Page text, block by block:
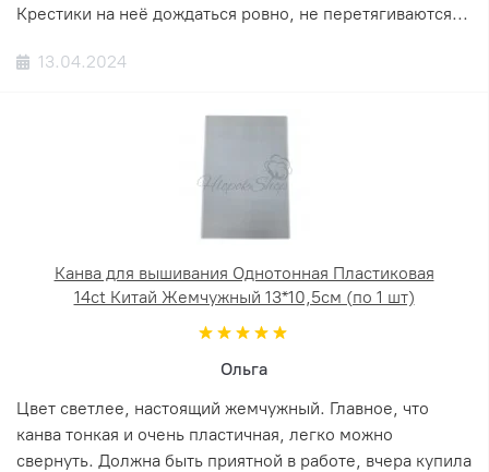
Крестики на неё дождаться ровно, не перетягиваются...
13.04.2024
Канва для вышивания Однотонная Пластиковая
14ct Китай Жемчужный 13*10,5см (по 1 шт)
Ольга
Цвет светлее, настоящий жемчужный. Главное, что
канва тонкая и очень пластичная, легко можно
свернуть. Должна быть приятной в работе, вчера купила